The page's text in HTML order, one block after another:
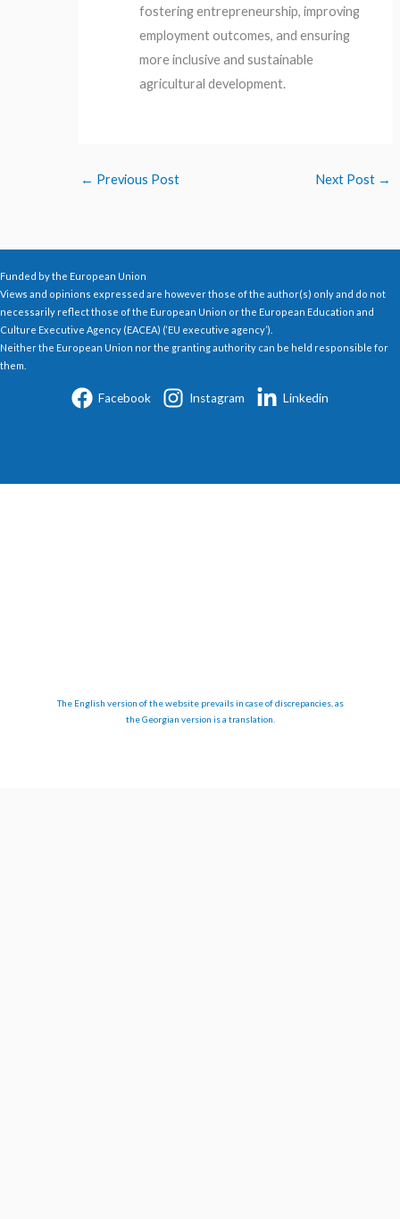
fostering entrepreneurship, improving
employment outcomes, and ensuring
more inclusive and sustainable
agricultural development.
← Previous Post Next Post →
Funded by the European Union
Views and opinions expressed are however those of the author(s) only and do not
necessarily reflect those of the European Union or the European Education and
Culture Executive Agency (EACEA) (‘EU executive agency’).
Neither the European Union nor the granting authority can be held responsible for
them.
Facebook Instagram Linkedin
The English version of the website prevails in case of discrepancies, as
the Georgian version is a translation.